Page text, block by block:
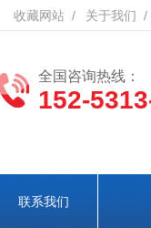
收藏网站 / 关于我们 /
全国咨询热线：
152-
联系我们